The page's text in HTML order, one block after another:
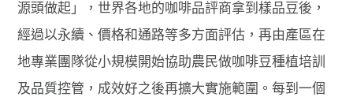
源頭做起」，世界各地的咖啡品評商拿到樣品豆後，
經過以永續、價格和通路等多方面評估，再由產區在
地專業團隊從小規模開始協助農民做咖啡豆種植培訓
及品質控管，成效好之後再擴大實施範圍。每到一個